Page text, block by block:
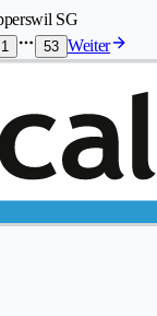
SG
1 53 Weiter